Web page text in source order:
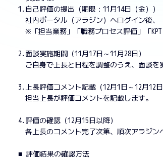
1.自己評価の提出（期限：11月14日（金））
社内ポータル（アラジン）へログイン後、
※「担当業務」「職務プロセス評価」「
2.面談実施期間（11月17日～11月28日）
ご自身で上長と日程を調整のうえ、面談を
3.上長評価コメント記載（12月1日～12月12日
担当上長が評価コメントを記載します。
4.評価の確認（12月15日以降）
各上長のコメント完了次第、順次アラジン
■ 評価結果の確認方法